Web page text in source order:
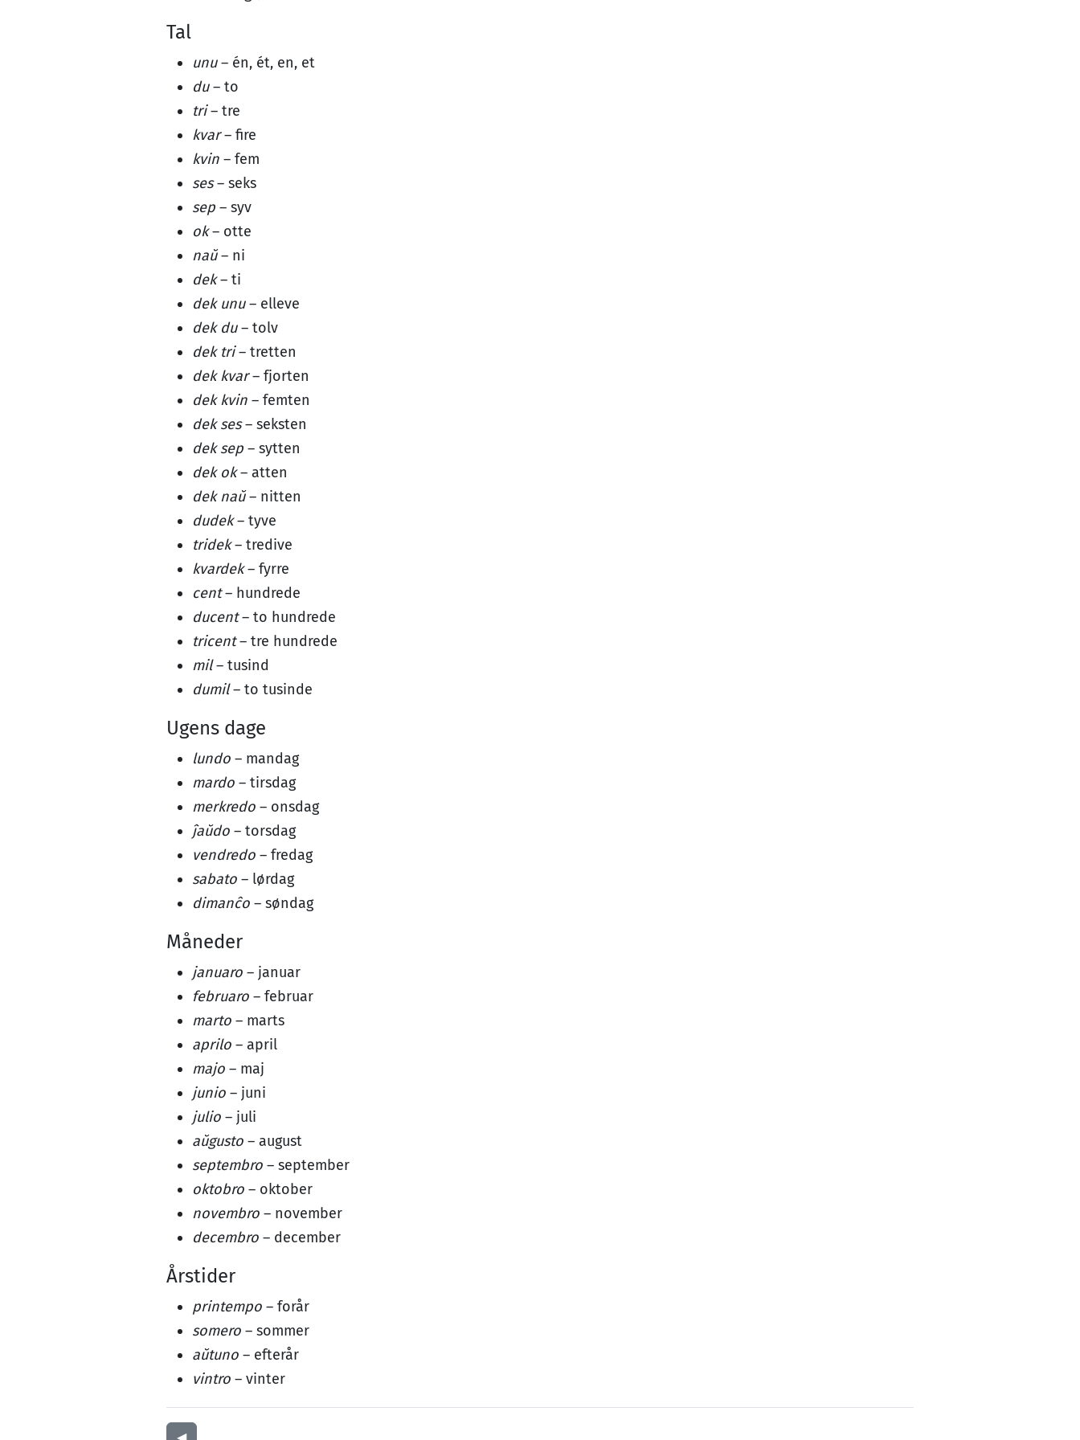
Tal
unu– én, ét, en, et
du– to
tri– tre
kvar– fire
kvin – fem
ses– seks
sep – syv
ok– otte
naŭ– ni
dek– ti
dek unu– elleve
dek du– tolv
dek tri– tretten
dek kvar– fjorten
dek kvin – femten
dek ses– seksten
dek sep – sytten
dek ok– atten
dek naŭ– nitten
dudek– tyve
tridek– tredive
kvardek– fyrre
cent– hundrede
ducent– to hundrede
tricent– tre hundrede
mil– tusind
dumil– to tusinde
Ugens dage
lundo – mandag
mardo – tirsdag
merkredo – onsdag
ĵaŭdo – torsdag
vendredo – fredag
sabato – lørdag
dimanĉo – søndag
Måneder
januaro – januar
februaro – februar
marto – marts
aprilo – april
majo – maj
junio – juni
julio – juli
aŭgusto – august
septembro – september
oktobro – oktober
novembro – november
decembro – december
Årstider
printempo – forår
somero – sommer
aŭtuno – efterår
vintro – vinter